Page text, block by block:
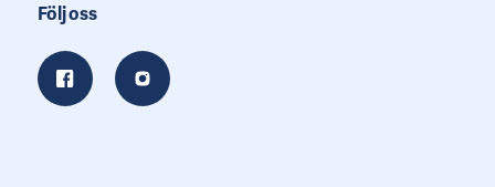
Följ oss